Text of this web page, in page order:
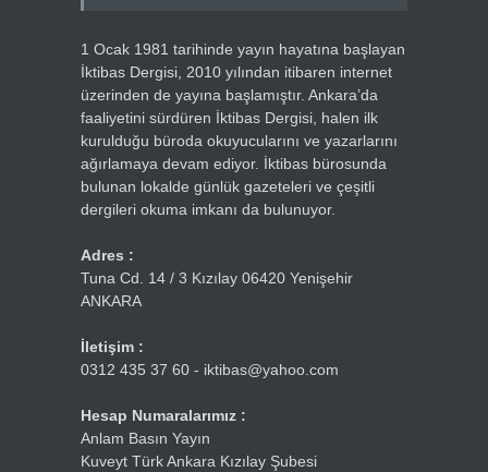
1 Ocak 1981 tarihinde yayın hayatına başlayan
İktibas Dergisi, 2010 yılından itibaren internet
üzerinden de yayına başlamıştır. Ankara’da
faaliyetini sürdüren İktibas Dergisi, halen ilk
kurulduğu büroda okuyucularını ve yazarlarını
ağırlamaya devam ediyor. İktibas bürosunda
bulunan lokalde günlük gazeteleri ve çeşitli
dergileri okuma imkanı da bulunuyor.
Adres :
Tuna Cd. 14 / 3 Kızılay 06420 Yenişehir
ANKARA
İletişim :
0312 435 37 60 - iktibas@yahoo.com
Hesap Numaralarımız :
Anlam Basın Yayın
Kuveyt Türk Ankara Kızılay Şubesi